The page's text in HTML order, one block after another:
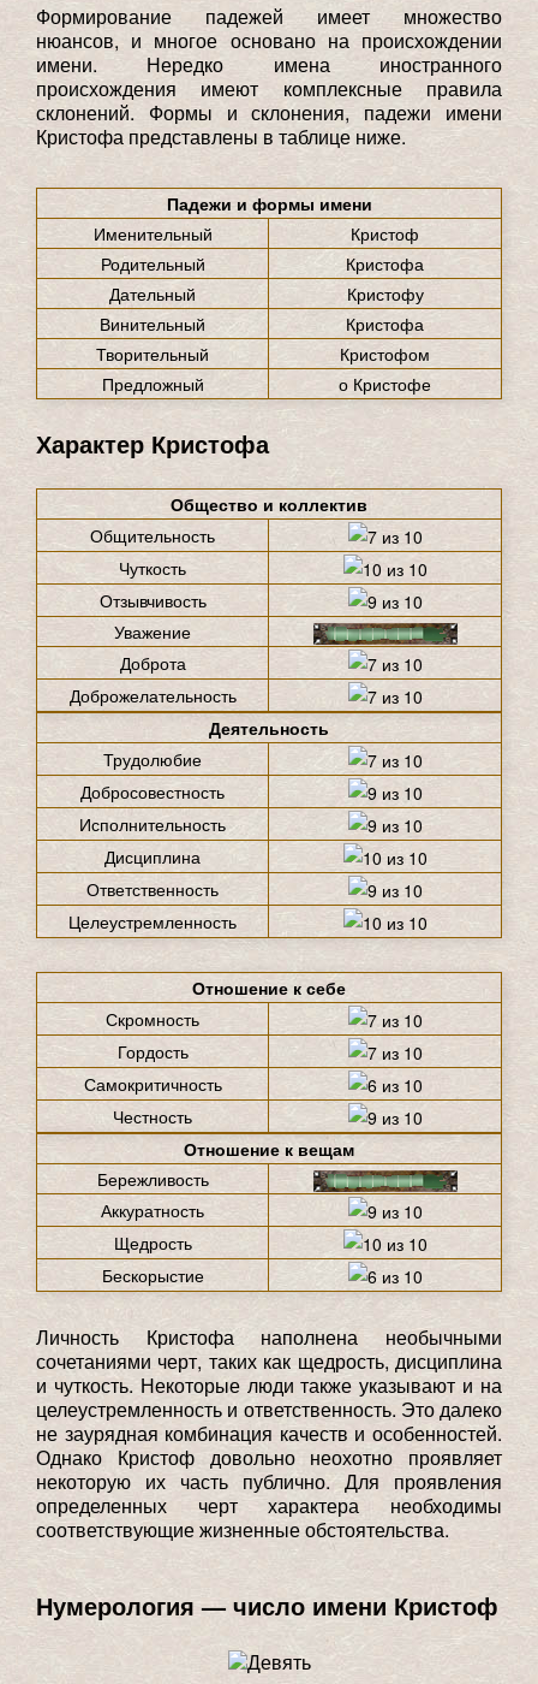
Формирование падежей имеет множество
нюансов, и многое основано на происхождении
имени. Нередко имена иностранного
происхождения имеют комплексные правила
склонений. Формы и склонения, падежи имени
Кристофа представлены в таблице ниже.
Падежи и формы имени
Именительный
Кристоф
Родительный
Кристофа
Дательный
Кристофу
Винительный
Кристофа
Творительный
Кристофом
Предложный
о Кристофе
Характер Кристофа
Общество и коллектив
Общительность
Чуткость
Отзывчивость
Уважение
Доброта
Доброжелательность
Деятельность
Трудолюбие
Добросовестность
Исполнительность
Дисциплина
Ответственность
Целеустремленность
Отношение к себе
Скромность
Гордость
Самокритичность
Честность
Отношение к вещам
Бережливость
Аккуратность
Щедрость
Бескорыстие
Личность Кристофа наполнена необычными
сочетаниями черт, таких как щедрость, дисциплина
и чуткость. Некоторые люди также указывают и на
целеустремленность и ответственность. Это далеко
не заурядная комбинация качеств и особенностей.
Однако Кристоф довольно неохотно проявляет
некоторую их часть публично. Для проявления
определенных черт характера необходимы
соответствующие жизненные обстоятельства.
Нумерология — число имени Кристоф